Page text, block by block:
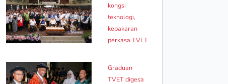
kongsi
teknologi,
kepakaran
perkasa TVET
Graduan
TVET digesa